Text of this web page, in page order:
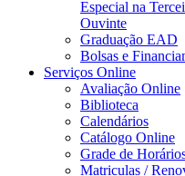
Especial na
Ouvinte
Graduação EAD
Bolsas e
Serviços Online
Avaliação Online
Biblioteca
Calendários
Catálogo Online
Grade de
Matriculas /